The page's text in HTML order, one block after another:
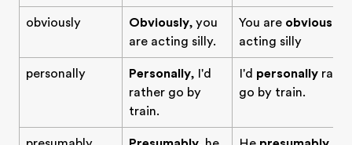
obviously Obviously, you
are acting silly.
You are obviously
acting silly
personally Personally, I'd
rather go by
train.
I'd personally
go by train.